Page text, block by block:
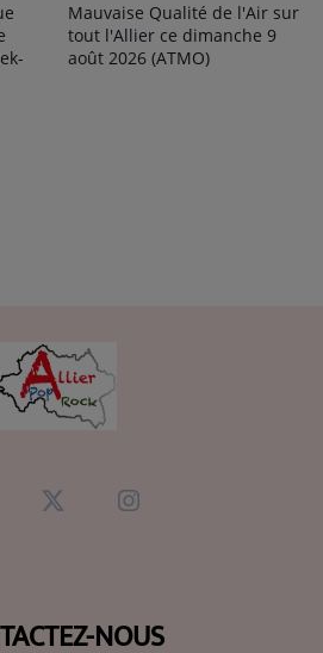
Mauvaise Qualité de l'Air sur
tout l'Allier ce dimanche 9
août 2026 (ATMO)
NOUS